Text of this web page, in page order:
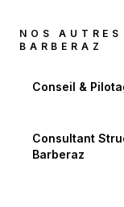
NOS
BARBERAZ
Conseil &
Consultant
Barberaz